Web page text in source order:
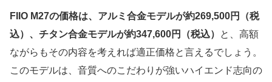
FIIO M27の価格は、アルミ合金モデルが約269,500円（税
込）、チタン合金モデルが約347,600円（税込）
と、高額
ながらもその内容を考えれば適正価格と言えるでしょう。
このモデルは、音質へのこだわりが強いハイエンド志向の